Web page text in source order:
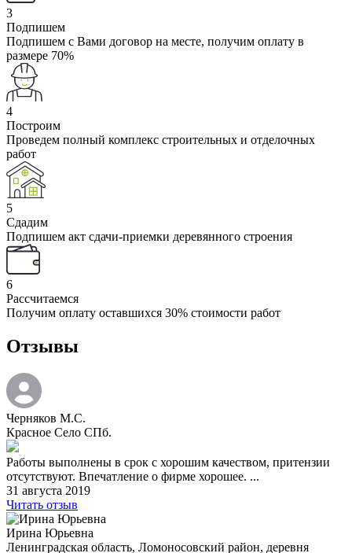
3
Подпишем
Подпишем с Вами договор на месте, получим оплату в
размере 70%
4
Построим
Проведем полный комплекс строительных и отделочных
работ
5
Сдадим
Подпишем акт сдачи-приемки деревянного строения
6
Рассчитаемся
Получим оплату оставшихся 30% стоимости работ
Отзывы
Черняков М.С.
Красное Село СПб.
Работы выполнены в срок с хорошим качеством, притензии
отсутствуют. Впечатление о фирме хорошее. ...
31 августа 2019
Читать отзыв
Ирина Юрьевна
Ленинградская область, Ломоносовский район, деревня